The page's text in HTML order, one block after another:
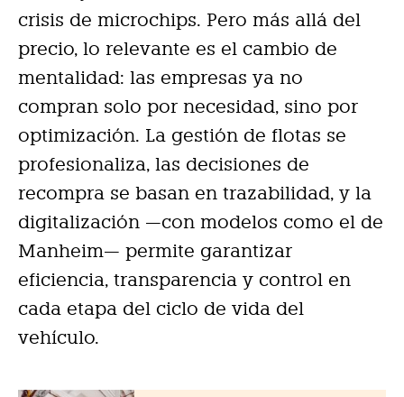
crisis de microchips. Pero más allá del
precio, lo relevante es el cambio de
mentalidad: las empresas ya no
compran solo por necesidad, sino por
optimización. La gestión de flotas se
profesionaliza, las decisiones de
recompra se basan en trazabilidad, y la
digitalización —con modelos como el de
Manheim— permite garantizar
eficiencia, transparencia y control en
cada etapa del ciclo de vida del
vehículo.